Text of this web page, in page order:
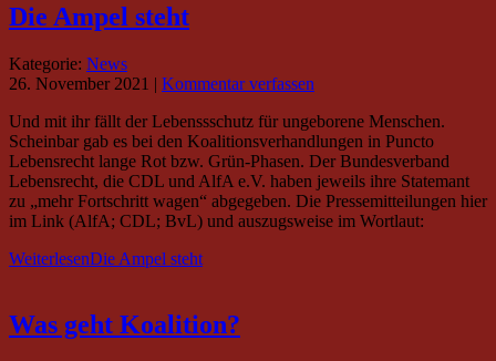
Die Ampel steht
Kategorie: News
26. November 2021 | Kommentar verfassen
Und mit ihr fällt der Lebenssschutz für ungeborene Menschen.
Scheinbar gab es bei den Koalitionsverhandlungen in Puncto
Lebensrecht lange Rot bzw. Grün-Phasen. Der Bundesverband
Lebensrecht, die CDL und AlfA e.V. haben jeweils ihre Statemant
zu „mehr Fortschritt wagen“ abgegeben. Die Pressemitteilungen hier
im Link (AlfA; CDL; BvL) und auszugsweise im Wortlaut:
WeiterlesenDie Ampel steht
Was geht Koalition?